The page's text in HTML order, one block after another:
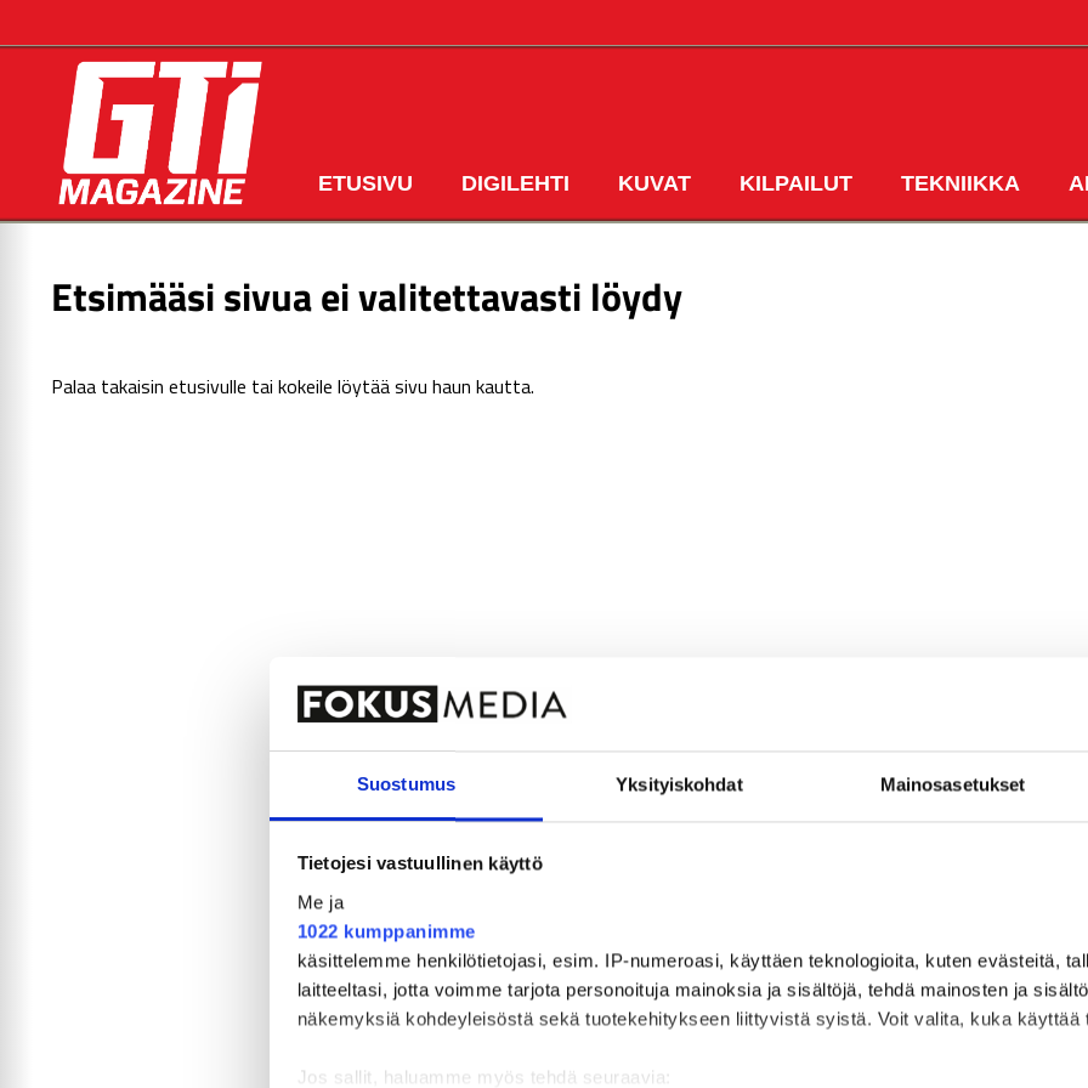
Suostumus Yksityiskohdat Mainosasetukset
Tietojesi vastuullinen käyttö
Me ja
1022 kumppanimme
käsittelemme henkilötietojasi, esim. IP-numeroasi, käyttäen teknologioita, kuten evästeitä,
laitteeltasi, jotta voimme tarjota personoituja mainoksia ja sisältöjä, tehdä mainosten ja
näkemyksiä kohdeyleisöstä sekä tuotekehitykseen liittyvistä syistä. Voit valita, kuka käyttää
Jos sallit, haluamme myös tehdä seuraavia:
ETUSIVU DIGILEHTI KUVAT KILPAILUT TEKNIIKKA
Etsimääsi sivua ei valitettavasti löydy
Palaa takaisin etusivulle tai kokeile löytää sivu haun kautta.